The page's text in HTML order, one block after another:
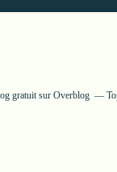
gratuit sur Overblog